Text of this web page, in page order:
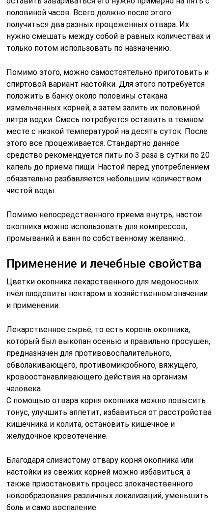
половиной часов. Всего должно после этого
получиться два разных процеженных отвара. Их
нужно смешать между собой в равных количествах и
только потом использовать по назначению.
Помимо этого, можно самостоятельно приготовить и
спиртовой вариант настойки. Для этого потребуется
положить в банку около половины стакана
измельченных корней, а затем залить их половиной
литра водки. Смесь потребуется оставить в темном
месте с низкой температурой на десять суток. После
этого все процеживается. Стандартно данное
средство рекомендуется пить по 3 раза в сутки по 20
капель до приема пищи. Настой перед употреблением
обязательно разбавляется небольшим количеством
чистой воды.
Помимо непосредственного приема внутрь, настои
окопника можно использовать для компрессов,
промываний и ванн по собственному желанию.
Применение и лечебные свойства
Цветки окопника лекарственного для медоносных
пчёл плодовиты нектаром в хозяйственном значении
и применении.
Лекарственное сырьё, то есть корень окопника,
который был выкопан осенью и правильно просушен,
предназначен для противовоспалительного,
обволакивающего, противомикробного, вяжущего,
кровоостанавливающего действия на организм
человека.
С помощью отвара корня окопника можно повысить
тонус, улучшить аппетит, избавиться от расстройства
кишечника и колита, остановить кишечное и
желудочное кровотечение.
Благодаря слизистому отвару корня окопника или
настойки из свежих корней можно избавиться, а
также приостановить процесс злокачественного
новообразования различных локализаций, уменьшить
боль и само воспаление.